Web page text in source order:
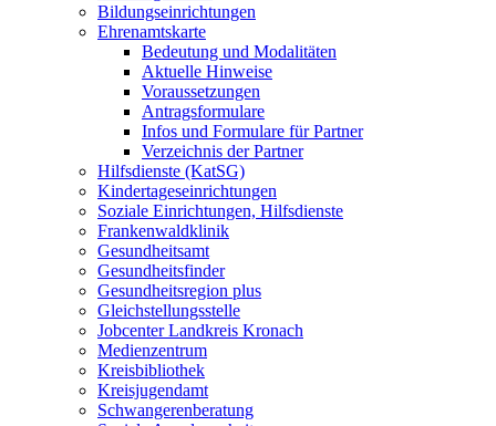
Bildungseinrichtungen
Ehrenamtskarte
Bedeutung und Modalitäten
Aktuelle Hinweise
Voraussetzungen
Antragsformulare
Infos und Formulare für Partner
Verzeichnis der Partner
Hilfsdienste (KatSG)
Kindertageseinrichtungen
Soziale Einrichtungen, Hilfsdienste
Frankenwaldklinik
Gesundheitsamt
Gesundheitsfinder
Gesundheitsregion plus
Gleichstellungsstelle
Jobcenter Landkreis Kronach
Medienzentrum
Kreisbibliothek
Kreisjugendamt
Schwangerenberatung